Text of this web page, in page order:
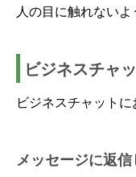
人の目に触れないよ
ビジネスチャ
ビジネスチャットに
メッセージに返